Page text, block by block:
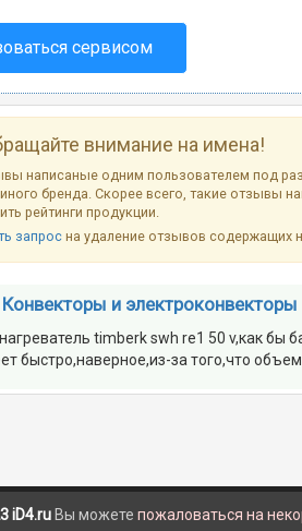
сервисом
внимание на имена!
написаные одним пользователем под
бренда. Скорее всего, такие отзывы
рейтинги продукции.
запрос на удаление отзывов
Конвекторы и электроконвекторы
timberk swh re1 50 v,как бы
быстро,наверное,из-за того,что
iD4.ru Вы можете пожаловаться на